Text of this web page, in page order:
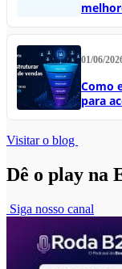
01/06/
Como
para
Visitar o blog
Dê o play na
Siga nosso canal